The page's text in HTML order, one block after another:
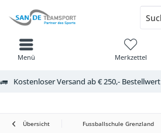
Kostenloser Versand ab € 250,- Bestellwert
Merkzettel
Menü
Übersicht Fussballschule Grenzland